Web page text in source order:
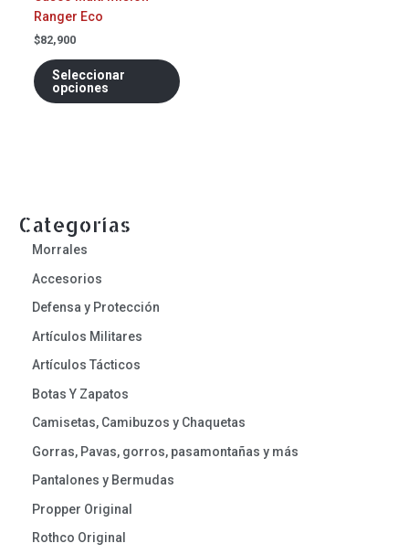
Categorías
Morrales
Accesorios
Defensa y Protección
Artículos Militares
Artículos Tácticos
Botas Y Zapatos
Camisetas, Camibuzos y Chaquetas
Gorras, Pavas, gorros, pasamontañas y más
Pantalones y Bermudas
Propper Original
Rothco Original
Ranger Eco
$82,900
Seleccionar
opciones
producto